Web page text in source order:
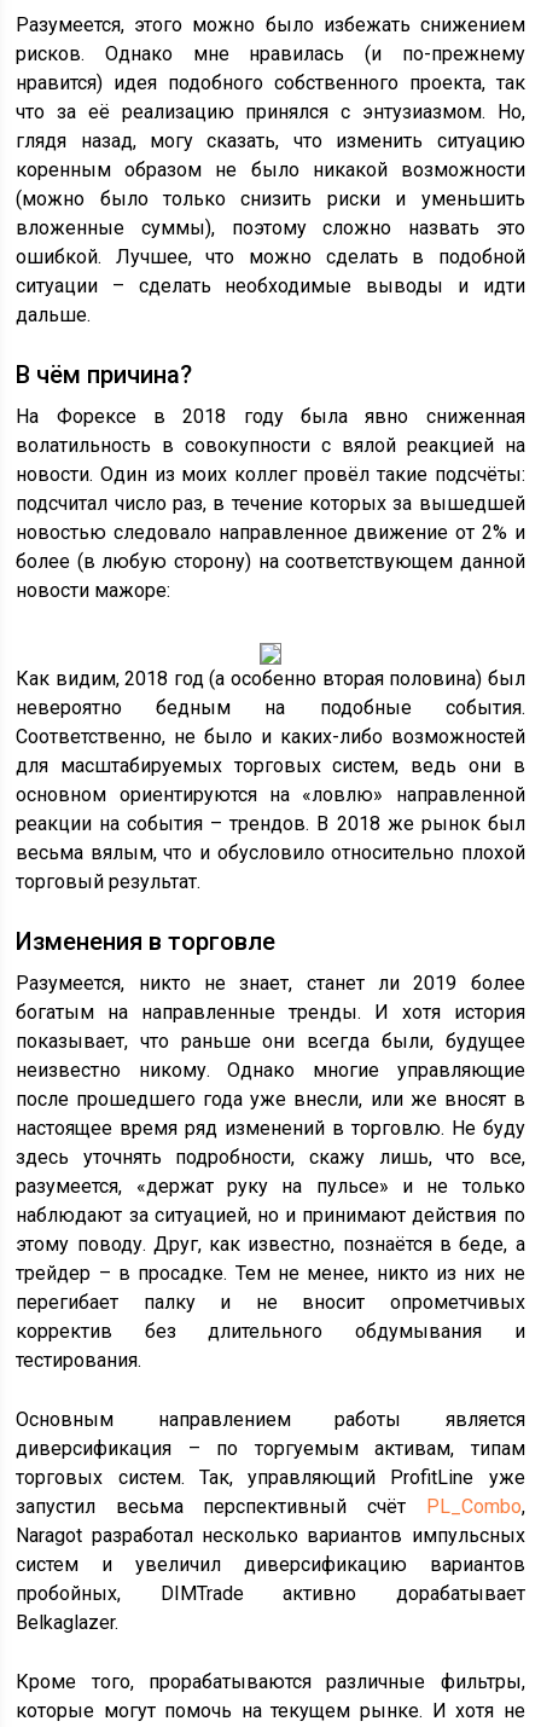
Разумеется, этого можно было избежать снижением
рисков. Однако мне нравилась (и по-прежнему
нравится) идея подобного собственного проекта, так
что за её реализацию принялся с энтузиазмом. Но,
глядя назад, могу сказать, что изменить ситуацию
коренным образом не было никакой возможности
(можно было только снизить риски и уменьшить
вложенные суммы), поэтому сложно назвать это
ошибкой. Лучшее, что можно сделать в подобной
ситуации – сделать необходимые выводы и идти
дальше.
В чём причина?
На Форексе в 2018 году была явно сниженная
волатильность в совокупности с вялой реакцией на
новости. Один из моих коллег провёл такие подсчёты:
подсчитал число раз, в течение которых за вышедшей
новостью следовало направленное движение от 2% и
более (в любую сторону) на соответствующем данной
новости мажоре:
Как видим, 2018 год (а особенно вторая половина) был
невероятно бедным на подобные события.
Соответственно, не было и каких-либо возможностей
для масштабируемых торговых систем, ведь они в
основном ориентируются на «ловлю» направленной
реакции на события – трендов. В 2018 же рынок был
весьма вялым, что и обусловило относительно плохой
торговый результат.
Изменения в торговле
Разумеется, никто не знает, станет ли 2019 более
богатым на направленные тренды. И хотя история
показывает, что раньше они всегда были, будущее
неизвестно никому. Однако многие управляющие
после прошедшего года уже внесли, или же вносят в
настоящее время ряд изменений в торговлю. Не буду
здесь уточнять подробности, скажу лишь, что все,
разумеется, «держат руку на пульсе» и не только
наблюдают за ситуацией, но и принимают действия по
этому поводу. Друг, как известно, познаётся в беде, а
трейдер – в просадке. Тем не менее, никто из них не
перегибает палку и не вносит опрометчивых
корректив без длительного обдумывания и
тестирования.
Основным направлением работы является
диверсификация – по торгуемым активам, типам
торговых систем. Так, управляющий ProfitLine уже
запустил весьма перспективный счёт PL_Combo,
Naragot разработал несколько вариантов импульсных
систем и увеличил диверсификацию вариантов
пробойных, DIMTrade активно дорабатывает
Belkaglazer.
Кроме того, прорабатываются различные фильтры,
которые могут помочь на текущем рынке. И хотя не